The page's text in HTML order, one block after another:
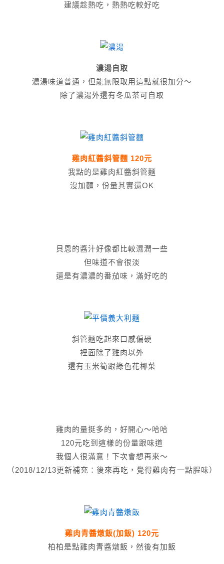
建議趁熱吃，熱熱吃較好吃
濃湯自取
濃湯味道普通，但能無限取用這點就很加分～
除了濃湯外還有冬瓜茶可自取
雞肉紅醬斜管麵 120元
我點的是雞肉紅醬斜管麵
沒加麵，份量其實還OK
貝恩的醬汁好像都比較濕潤一些
但味道不會很淡
還是有濃濃的番茄味，滿好吃的
斜管麵吃起來口感偏硬
裡面除了雞肉以外
還有玉米筍跟綠色花椰菜
雞肉的量挺多的，好開心～哈哈
120元吃到這樣的份量跟味道
我個人很滿意！下次會想再來～
（2018/12/13更新補充：後來再吃，覺得雞肉有一點腥味）
雞肉青醬燉飯(加飯) 120元
柏柏是點雞肉青醬燉飯，然後有加飯